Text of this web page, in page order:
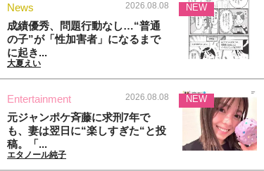
News 2026.08.08
成績優秀、問題行動なし…“普通
の子”が「性加害者」になるまで
に起き...
大夏えい
NEW
Entertainment 2026.08.08
元ジャンポケ斉藤に求刑7年で
も、妻は翌日に“楽しすぎた“と投
稿。「...
エタノール純子
NEW